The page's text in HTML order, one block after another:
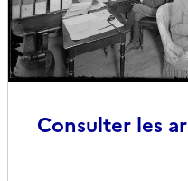
Consulter les